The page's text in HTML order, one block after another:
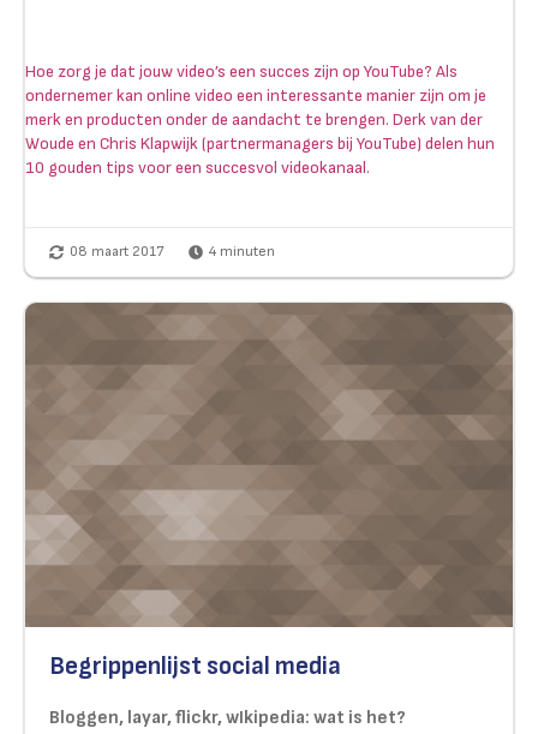
Hoe zorg je dat jouw video’s een succes zijn op YouTube? Als
ondernemer kan online video een interessante manier zijn om je
merk en producten onder de aandacht te brengen. Derk van der
Woude en Chris Klapwijk (partnermanagers bij YouTube) delen hun
10 gouden tips voor een succesvol videokanaal.
08 maart 2017 4 minuten
Begrippenlijst social media
Bloggen, layar, flickr, wIkipedia: wat is het?